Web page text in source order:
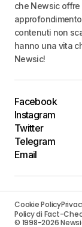
che Newsic offre
contenuti non
hanno una vita
Newsic!
Facebook
Instagram
Twitter
Telegram
Email
Cookie Policy
Policy di Fact-
© 1998-2026